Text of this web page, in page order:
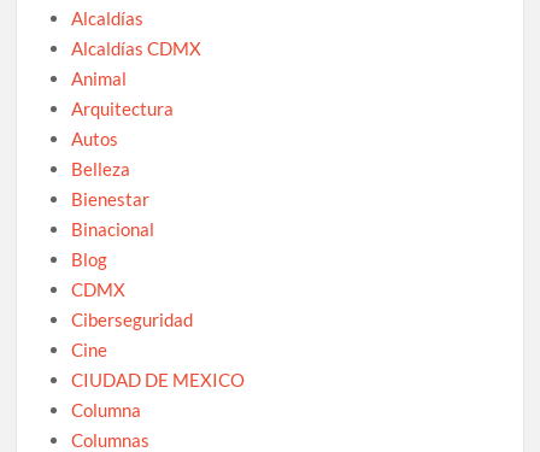
Alcaldías
Alcaldías CDMX
Animal
Arquitectura
Autos
Belleza
Bienestar
Binacional
Blog
CDMX
Ciberseguridad
Cine
CIUDAD DE MEXICO
Columna
Columnas